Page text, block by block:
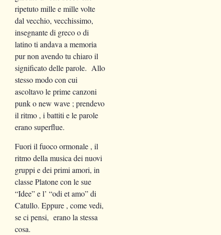
ripetuto mille e mille volte
dal vecchio, vecchissimo,
insegnante di greco o di
latino ti andava a memoria
pur non avendo tu chiaro il
significato delle parole. Allo
stesso modo con cui
ascoltavo le prime canzoni
punk o new wave ; prendevo
il ritmo , i battiti e le parole
erano superflue.
Fuori il fuoco ormonale , il
ritmo della musica dei nuovi
gruppi e dei primi amori, in
classe Platone con le sue
“Idee” e l’ “odi et amo” di
Catullo. Eppure , come vedi,
se ci pensi, erano la stessa
cosa.